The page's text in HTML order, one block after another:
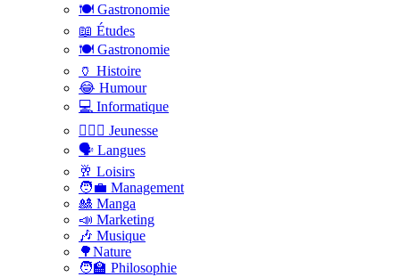
🍽️ Gastronomie
📖 Études
🍽️ Gastronomie
🏺 Histoire
😂 Humour
💻 Informatique
🤸🏽‍♀️ Jeunesse
🗣 Langues
🥂 Loisirs
🧑‍💼 Management
🎎 Manga
📣 Marketing
🎶 Musique
🌳Nature
🧑‍🏫 Philosophie